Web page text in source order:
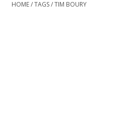
HOME/TAGS/TIM BOURY